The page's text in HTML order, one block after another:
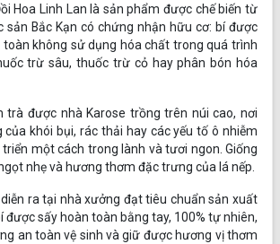
Hoa Linh Lan là sản phẩm được chế biến từ
sản Bắc Kạn có chứng nhận hữu cơ: bí được
không sử dụng hóa chất trong quá trình
trừ sâu, thuốc trừ cỏ hay phân bón hóa
trà được nhà Karose trồng trên núi cao, nơi
của khói bụi, rác thải hay các yếu tố ô nhiễm
triển một cách trong lành và tươi ngon. Giống
nhẹ và hương thơm đặc trưng của lá nếp.
ra tại nhà xưởng đạt tiêu chuẩn sản xuất
được sấy hoàn toàn bằng tay, 100% tự nhiên,
an toàn vệ sinh và giữ được hương vị thơm